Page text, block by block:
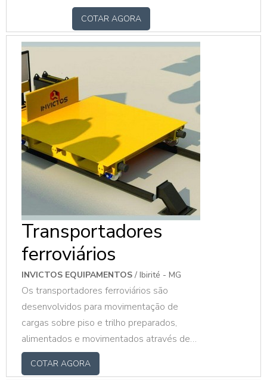
10kg até 300kg
COTAR AGORA
Transportadores
ferroviários
INVICTOS EQUIPAMENTOS / Ibirité - MG
Os transportadores ferroviários são
desenvolvidos para movimentação de
cargas sobre piso e trilho preparados,
alimentados e movimentados através de
acionamento eletromecânico, e alimentação
autônoma por baterias tracionaria 12V. Além
COTAR AGORA